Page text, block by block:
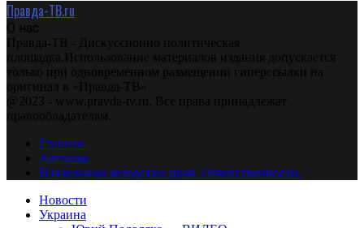
Правда-ТВ.ru
О нас
Правда-ТВ - Дискуссионно политическая
площадка.Использование материалов издания допускается
только при одновременном размещении гиперссылки на
оригинал в «Правда-ТВ»
@2023 - www.pravda-tv.ru. Все права принадлежат
правообладателям.
Главная
Авторам
Владельцам авторских прав. Ответственности.
Новости
Украина